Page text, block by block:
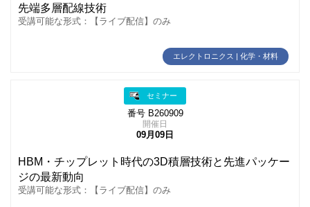
先端多層配線技術
受講可能な形式：【ライブ配信】のみ
エレクトロニクス | 化学・材料
セミナー
番号 B260909
開催日
09月09日
HBM・チップレット時代の3D積層技術と先進パッケー
ジの最新動向
受講可能な形式：【ライブ配信】のみ